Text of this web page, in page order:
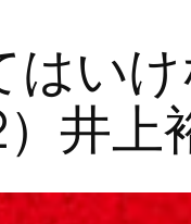
い
井上